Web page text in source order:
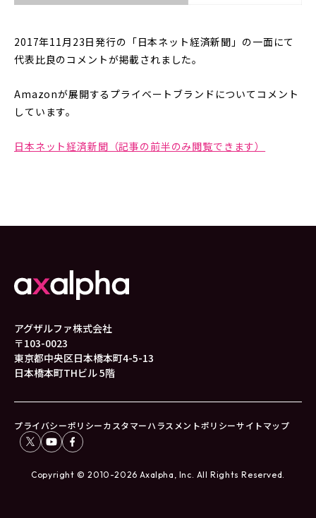
2017年11月23日発行の「日本ネット経済新聞」の一面にて
代表比良のコメントが掲載されました。
Amazonが展開するプライベートブランドについてコメント
しています。
日本ネット経済新聞（記事の前半のみ閲覧できます）
アグザルファ株式会社
〒103-0023
東京都中央区日本橋本町4-5-13
日本橋本町THビル 5階
プライバシーポリシーカスタマーハラスメントポリシーサイトマップ
Copyright © 2010-2026 Axalpha, Inc. All Rights Reserved.